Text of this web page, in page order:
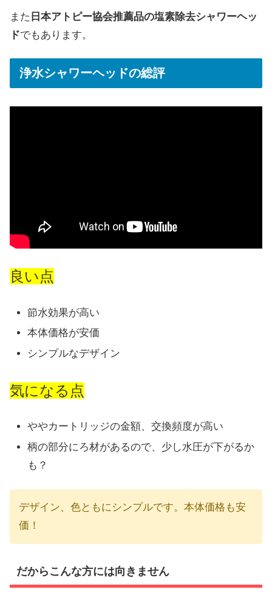
また 日本アトピー協会推薦品の塩素除去シャワーヘッ
ドでもあります。
浄水シャワーヘッドの総評
良い点
節水効果が高い
本体価格が安価
シンプルなデザイン
気になる点
ややカートリッジの金額、交換頻度が高い
柄の部分にろ材があるので、少し水圧が下がるか
も？
デザイン、色ともにシンプルです。本体価格も安
価！
だからこんな方には向きません